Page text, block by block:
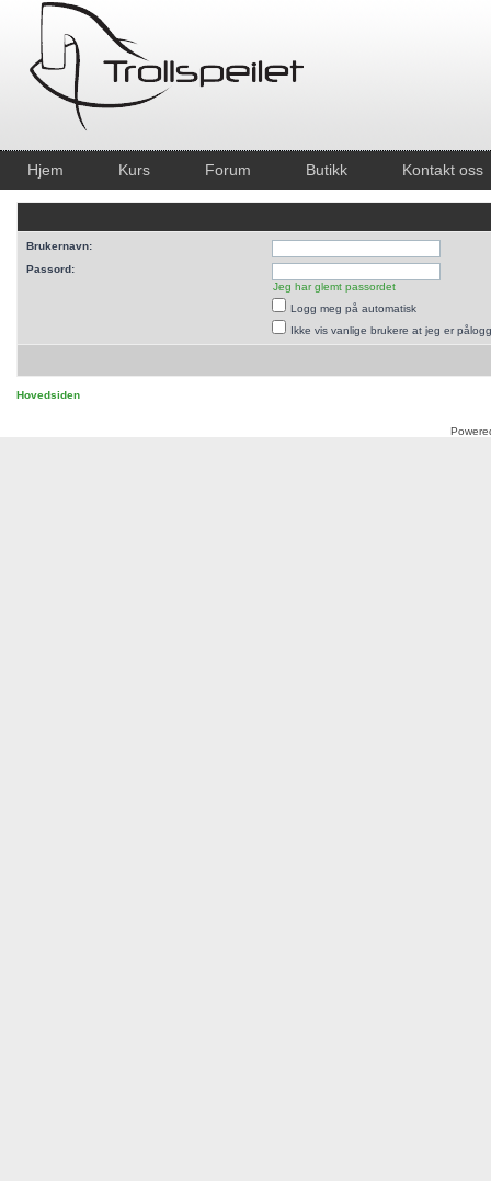
Hjem Kurs Forum Butikk Kontakt oss
Brukernavn:
Passord:
Jeg har glemt passordet
Logg meg på automatisk
Ikke vis vanlige brukere at jeg er
Hovedsiden